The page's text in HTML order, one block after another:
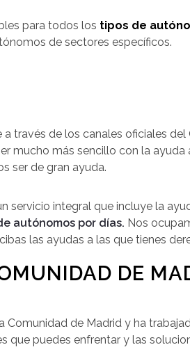
para todos los tipos de
de sectores específicos.
través de los canales oficiales
mucho más sencillo con la
ser de gran ayuda.
servicio integral que incluye la
autónomos por días. Nos
las ayudas a las que tienes
DE
Comunidad de Madrid y ha
que puedes enfrentar y las